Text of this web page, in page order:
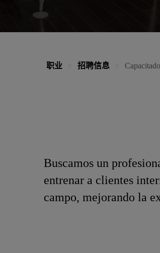
职业 招聘信息
Buscamos un
entrenar a clientes
campo, mejorando la